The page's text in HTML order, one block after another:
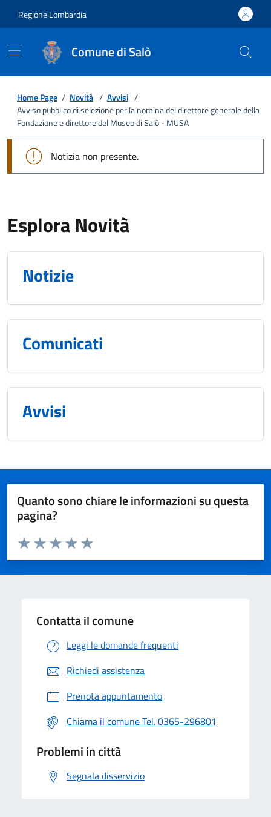
Regione Lombardia
Comune di Salò
Home Page / Novità / Avvisi /
Avviso pubblico di selezione per la nomina del direttore generale della
Fondazione e direttore del Museo di Salò - MUSA
Notizia non presente.
Esplora Novità
Notizie
Comunicati
Avvisi
Quanto sono chiare le informazioni su questa
pagina?
Valuta da 1 a 5 stelle la pagina
Valuta 5 stelle su 5
Valuta 4 stelle su 5
Valuta 3 stelle su 5
Valuta 2 stelle su 5
Valuta 1 stelle su 5
Contatta il comune
Leggi le domande frequenti
Richiedi assistenza
Prenota appuntamento
Chiama il comune Tel. 0365-296801
Problemi in città
Segnala disservizio